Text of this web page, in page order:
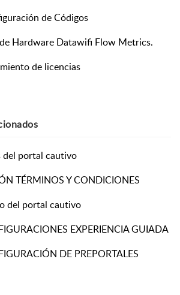
de Códigos
Hardware Datawifi Flow Metrics.
de licencias
del portal cautivo
TÉRMINOS Y CONDICIONES
del portal cautivo
EXPERIENCIA GUIADA
DE PREPORTALES